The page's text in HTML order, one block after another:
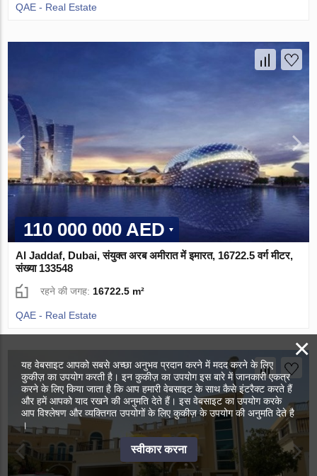
QAE - Real Estate
110 000 000 AED
Al Jaddaf, Dubai, संयुक्त अरब अमीरात में इमारत, 16722.5 वर्ग मीटर,
संख्या 133548
रहने की जगह:16722.5 m²
QAE - Real Estate
×
यह वेबसाइट आपको सबसे अच्छा अनुभव प्रदान करने में मदद करने के लिए
कुकीज़ का उपयोग करती है। इन कुकीज़ का उपयोग इस बारे में जानकारी एकत्र
करने के लिए किया जाता है कि आप हमारी वेबसाइट के साथ कैसे इंटरैक्ट करते हैं
और हमें आपको याद रखने की अनुमति देते हैं। इस वेबसाइट का उपयोग करके
आप विश्लेषण और व्यक्तिगत उपयोगों के लिए कुकीज़ के उपयोग की अनुमति देते है
।
स्वीकार करना